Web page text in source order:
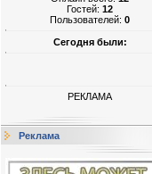
Гостей: 12
Пользователей: 0
Сегодня были:
РЕКЛАМА
Реклама